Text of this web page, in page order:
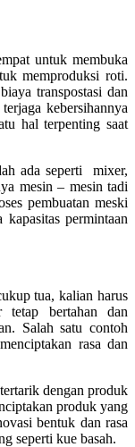
untuk membuka
memproduksi roti.
transpostasi dan
kebersihannya
hal terpenting saat
ada seperti mixer,
mesin – mesin tadi
pembuatan meski
permintaan
tua, kalian harus
tetap bertahan dan
Salah satu contoh
rasa dan
dengan produk
produk yang
bentuk dan rasa
seperti kue basah.